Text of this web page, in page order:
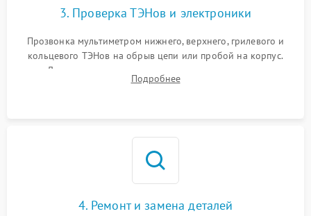
3. Проверка ТЭНов и электроники
Прозвонка мультиметром нижнего, верхнего, грилевого и
кольцевого ТЭНов на обрыв цепи или пробой на корпус.
Диагностика термостата, датчиков температуры,
переключателя режимов и мотора конвекции.
Подробнее
4. Ремонт и замена деталей